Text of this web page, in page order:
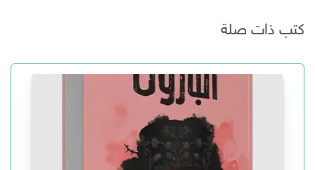
كتب ذات صلة